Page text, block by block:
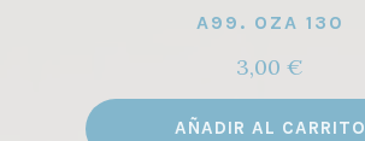
A99. OZA 130
3,00 €
AÑADIR AL CARRITO